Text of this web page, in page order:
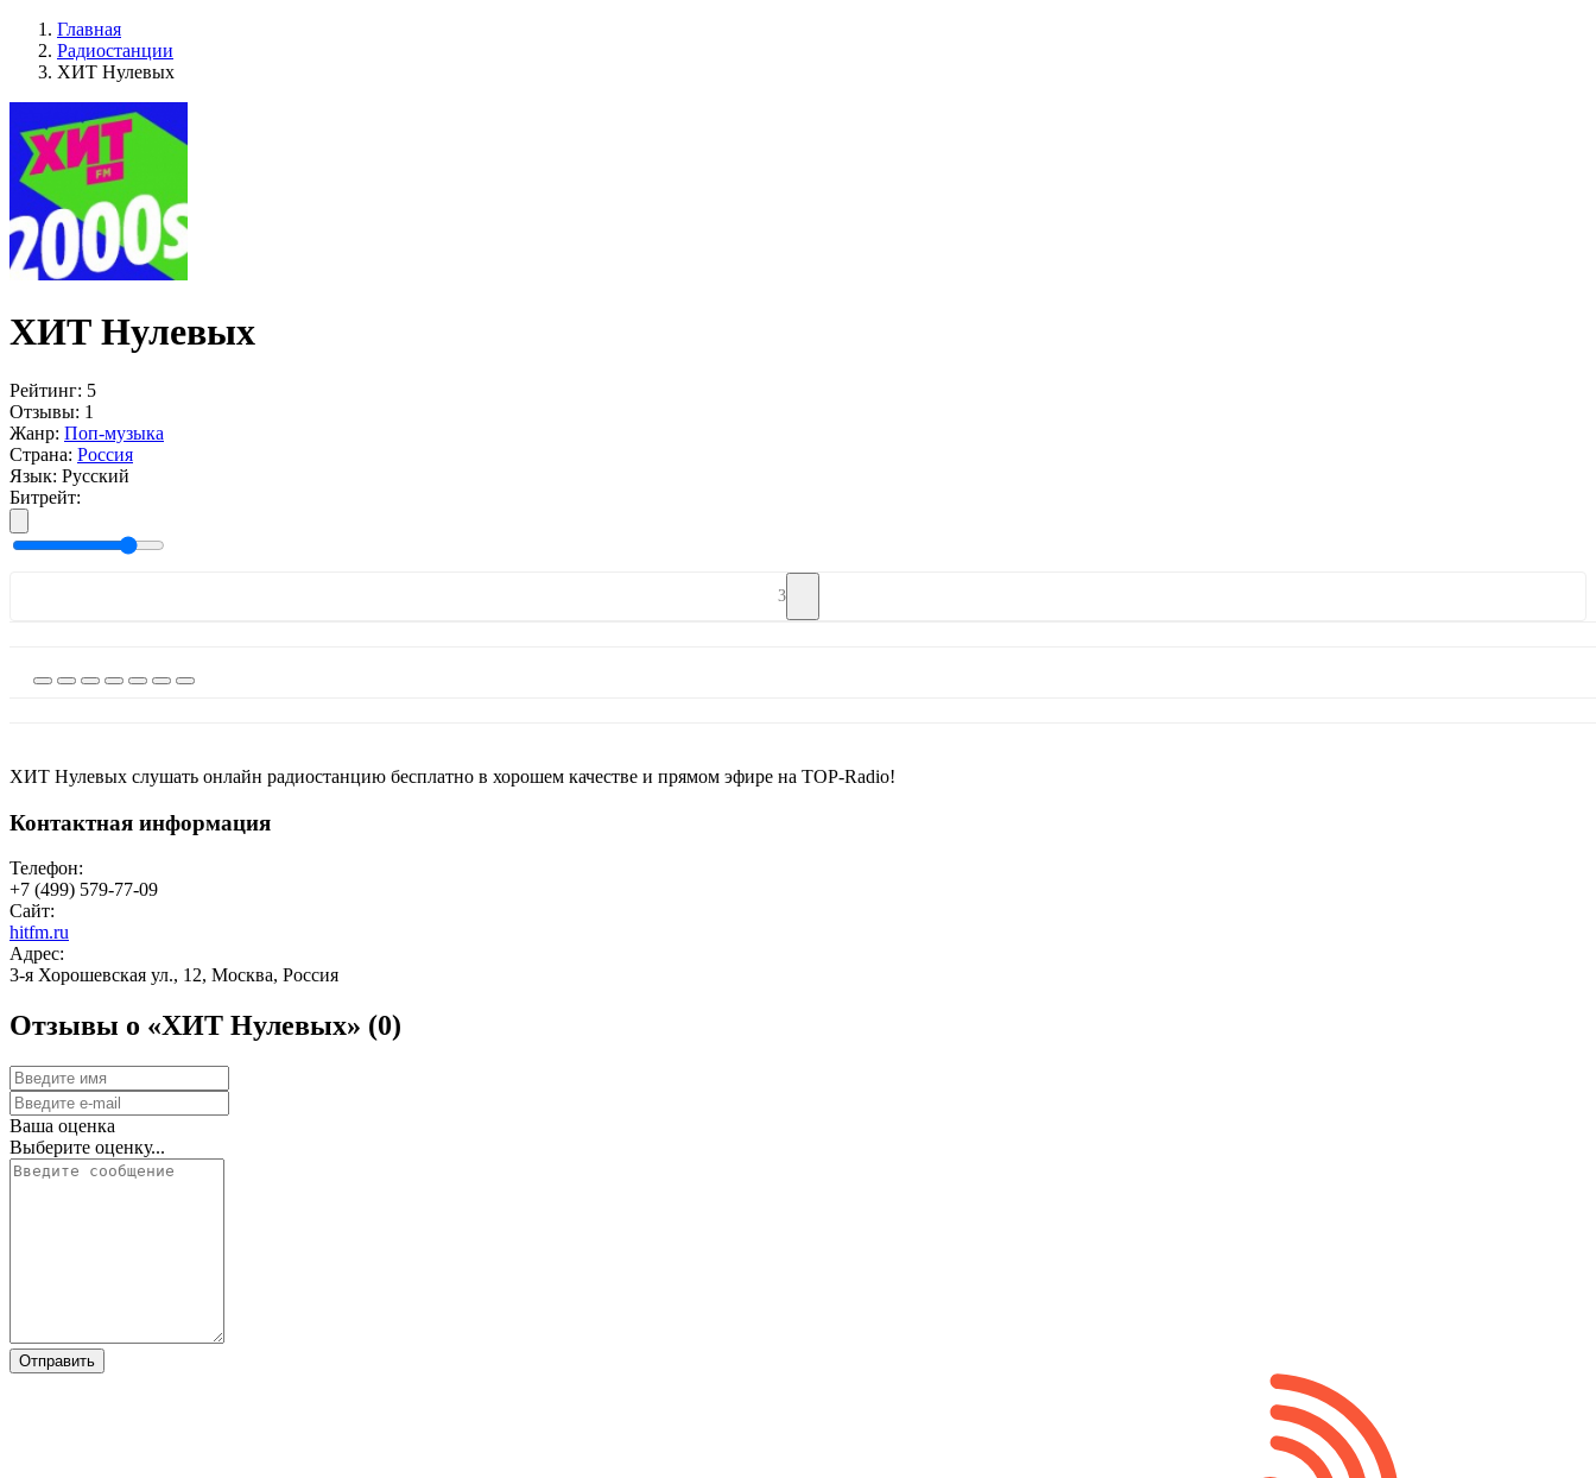
Главная
Радиостанции
ХИТ Нулевых
ХИТ Нулевых
Рейтинг: 5
Отзывы: 1
Жанр: Поп-музыка
Страна: Россия
Язык: Русский
Битрейт:
3
ХИТ Нулевых слушать онлайн радиостанцию бесплатно в хорошем качестве и прямом эфире на TOP-Radio!
Контактная информация
Телефон:
+7 (499) 579-77-09
Сайт:
hitfm.ru
Адрес:
3-я Хорошевская ул., 12, Москва, Россия
Отзывы о «ХИТ Нулевых» (0)
Ваша оценка
Выберите оценку...
Отправить